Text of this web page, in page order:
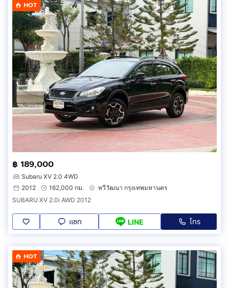
HOT
฿ 189,000
Subaru XV 2.0 4WD
2012
162,000 กม.
ทวีวัฒนา กรุงเทพมหานคร
SUBARU XV 2.0i AWD 2012
แชท LINE โทร
HOT